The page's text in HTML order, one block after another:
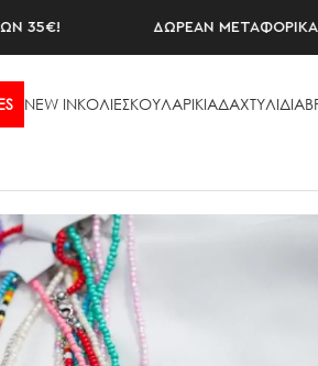
ΔΩΡΕΑΝ ΜΕΤΑΦΟΡΙΚΑ
NEW INΚΟΛΙΕΣΚΟΥΛΑΡΙΚΙΑΔΑΧΤΥΛΙΔΙΑ